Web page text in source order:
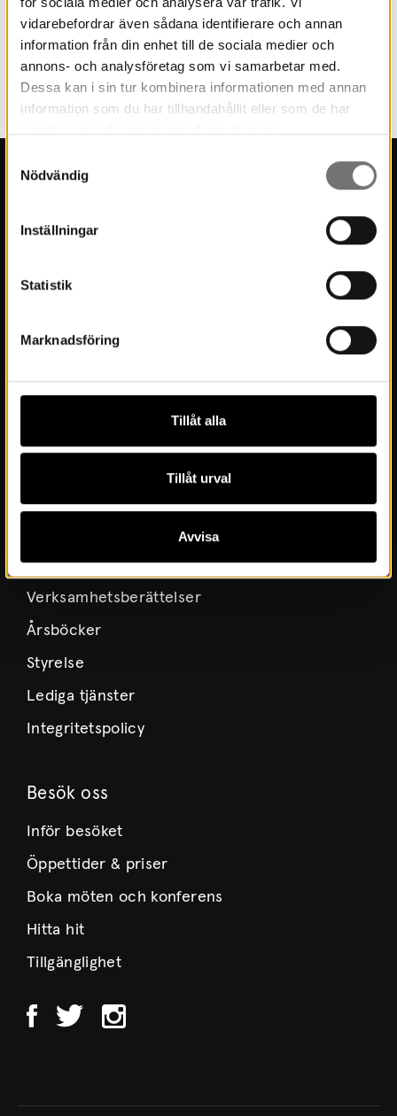
vidarebefordrar även sådana identifierare och annan
information från din enhet till de sociala medier och
annons- och analysföretag som vi samarbetar med.
Dessa kan i sin tur kombinera informationen med annan
information som du har tillhandahållit eller som de har
Nödvändig
Inställningar
Statistik
Marknadsföring
Tillåt alla
Tillåt urval
Avvisa
Press
Prenumerera på nyhetsbrev
Prenumerera på lärarbrev
Museets historia
Verksamhetsberättelser
Årsböcker
Styrelse
Lediga tjänster
Integritetspolicy
Besök oss
Inför besöket
Öppettider & priser
Boka möten och konferens
Hitta hit
Tillgänglighet